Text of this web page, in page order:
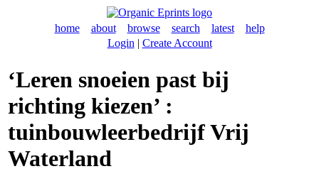
home about browse search latest
help
Login | Create Account
‘Leren snoeien past bij
richting kiezen’ :
tuinbouwleerbedrijf Vrij
Waterland